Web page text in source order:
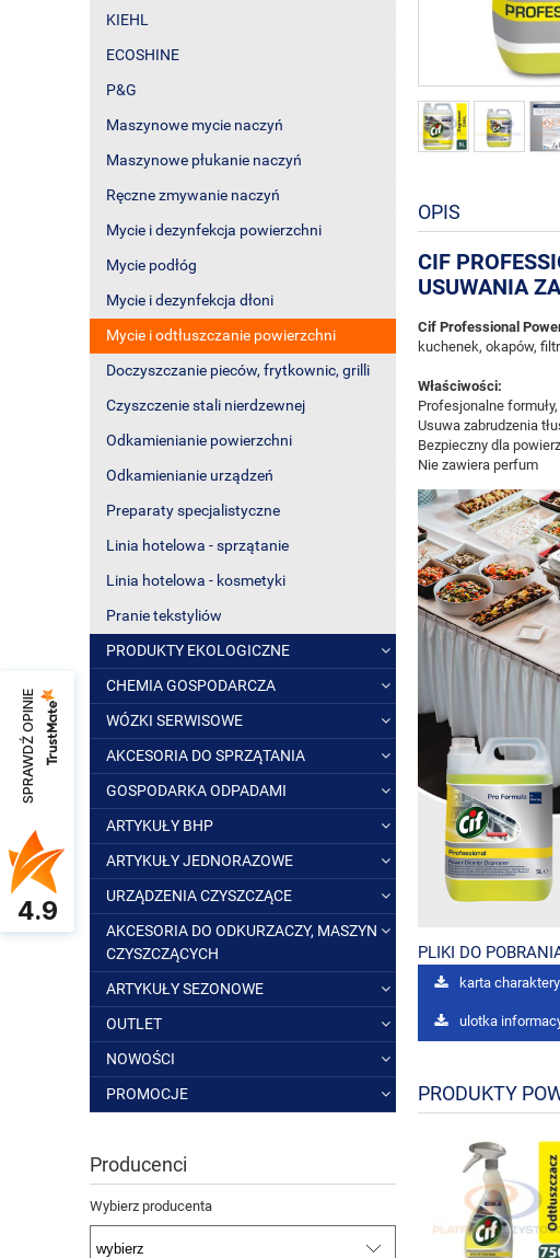
KIEHL
ECOSHINE
P&G
Maszynowe mycie naczyń
Maszynowe płukanie naczyń
Ręczne zmywanie naczyń
Mycie i dezynfekcja powierzchni
Mycie podłóg
Mycie i dezynfekcja dłoni
Mycie i odtłuszczanie powierzchni
Doczyszczanie pieców, frytkownic, grilli
Czyszczenie stali nierdzewnej
Odkamienianie powierzchni
Odkamienianie urządzeń
Preparaty specjalistyczne
Linia hotelowa - sprzątanie
Linia hotelowa - kosmetyki
Pranie tekstyliów
PRODUKTY EKOLOGICZNE
CHEMIA GOSPODARCZA
WÓZKI SERWISOWE
AKCESORIA DO SPRZĄTANIA
GOSPODARKA ODPADAMI
ARTYKUŁY BHP
ARTYKUŁY JEDNORAZOWE
URZĄDZENIA CZYSZCZĄCE
AKCESORIA DO ODKURZACZY, MASZYN
CZYSZCZĄCYCH
ARTYKUŁY SEZONOWE
OUTLET
NOWOŚCI
PROMOCJE
Producenci
Wybierz producenta
OPIS
CIF
USUWANIA
Cif Professional
kuchenek, okapów,
Właściwości:
Profesjonalne
Usuwa zabrudzenia
Bezpieczny dla
Nie zawiera perfum
PLIKI DO
karta
ulotka
PRODUKTY
SPRAWDŹ OPINIE
4.9